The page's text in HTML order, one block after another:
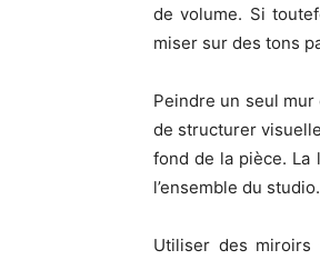
de volume. Si
miser sur des tons
Peindre un seul
de structurer
fond de la pièce.
l’ensemble du studio.
Utiliser des miroirs